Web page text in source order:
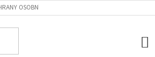
OSOBNÍCH ÚDAJŮ